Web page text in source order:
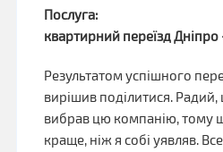
Послуга:
квартирний переїзд Дніпро
Результатом успішного
вирішив поділитися. Радий,
вибрав цю компанію, тому
краще, ніж я собі уявляв.